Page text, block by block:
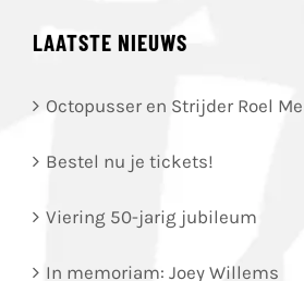
LAATSTE NIEUWS
Octopusser en Strijder Roel
Bestel nu je tickets!
Viering 50-jarig jubileum
In memoriam: Joey Willems